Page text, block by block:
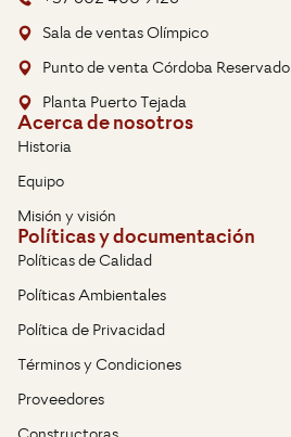
Sala de ventas Olímpico
Punto de venta Córdoba Reservado
Planta Puerto Tejada
Acerca de nosotros
Historia
Equipo
Misión y visión
Políticas y documentación
Políticas de Calidad
Políticas Ambientales
Política de Privacidad
Términos y Condiciones
Proveedores